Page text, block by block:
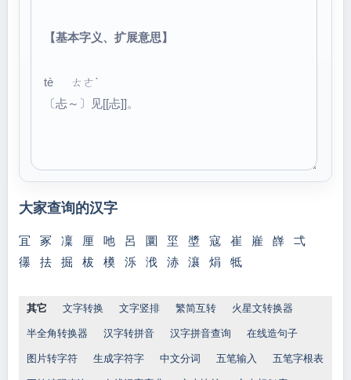
【基本字义、扩展意思】
tè ㄊㄜˋ
〔忐～〕见[[忐]]。
大家查询的汉字
冝 冢 凜 厘 吔 呂 圜 坙 墏 寇 崔 嵟 嶭
弌
忁
抾 掘 柭 橂 泺 浌 浾 瀼 焆 牴
其它 文字转换 文字竖排 繁简互转 火星文转换器
半全角转换器 汉字转拼音 汉字拼音查询 在线造句子
图片转字符 生成字符字 中文分词 五笔输入 五笔字根表